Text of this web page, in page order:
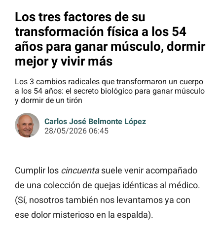
Los tres factores de su
transformación física a los 54
años para ganar músculo, dormir
mejor y vivir más
Los 3 cambios radicales que transformaron un cuerpo
a los 54 años: el secreto biológico para ganar músculo
y dormir de un tirón
Carlos José Belmonte López
28/05/2026 06:45
Cumplir los cincuentasuele venir acompañado
de una colección de quejas idénticas al médico.
(Sí, nosotros también nos levantamos ya con
ese dolor misterioso en la espalda).